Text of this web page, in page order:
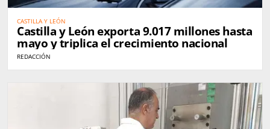
CASTILLA Y LEÓN
Castilla y León exporta 9.017 millones hasta
mayo y triplica el crecimiento nacional
REDACCIÓN